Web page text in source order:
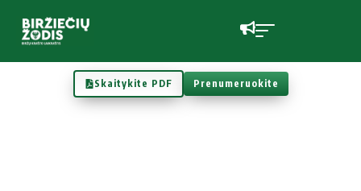
Skaitykite PDF Prenumeruokite